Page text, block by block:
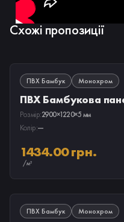
Схожі пропозиції
В НАЯВНОСТІ
ПВХ Бамбук Монохром
ПВХ Бамбукова
Розмір:2900×1220×5 мм
Колір:—
1434.00 грн.
/м²
В НАЯВНОСТІ
ПВХ Бамбук Монохром